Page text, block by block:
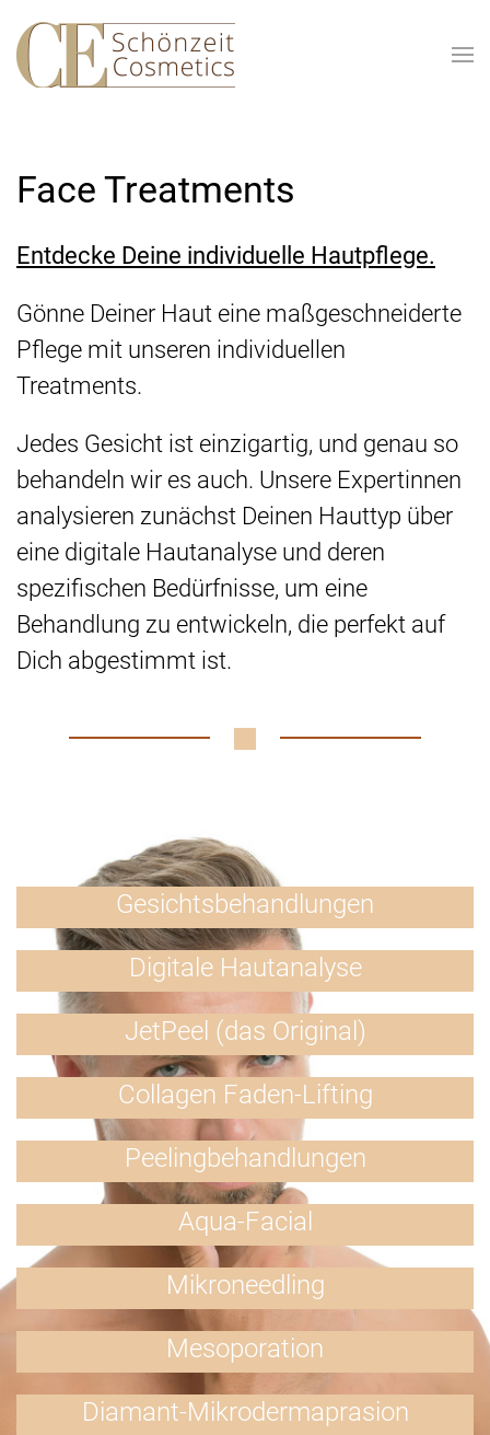
Skip to main content
Face Treatments
Entdecke Deine individuelle Hautpflege.
Gönne Deiner Haut eine maßgeschneiderte
Pflege mit unseren individuellen
Treatments.
Jedes Gesicht ist einzigartig, und genau so
behandeln wir es auch. Unsere Expertinnen
analysieren zunächst Deinen Hauttyp über
eine digitale Hautanalyse und deren
spezifischen Bedürfnisse, um eine
Behandlung zu entwickeln, die perfekt auf
Dich abgestimmt ist.
Gesichtsbehandlungen
Digitale Hautanalyse
JetPeel (das Original)
Collagen Faden-Lifting
Peelingbehandlungen
Aqua-Facial
Mikroneedling
Mesoporation
Diamant-Mikrodermaprasion